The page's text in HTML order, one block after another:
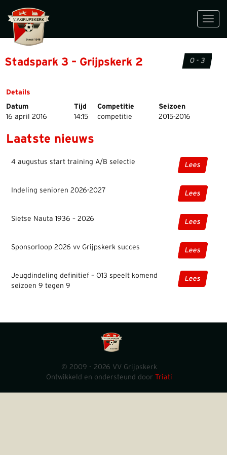
Stadspark 3 – Grijpskerk 2 0 - 3
Details
Datum
Tijd Competitie
Seizoen
16 april 2016
14:15 competitie 2015-2016
Laatste nieuws
4 augustus start training A/B selectie Lees
Indeling senioren 2026-2027 Lees
Sietse Nauta 1936 – 2026 Lees
Sponsorloop 2026 vv Grijpskerk succes Lees
Jeugdindeling definitief – O13 speelt komend
seizoen 9 tegen 9
Lees
© 2009 - 2026 VV Grijpskerk
Ontwikkeld en ondersteund door Triati